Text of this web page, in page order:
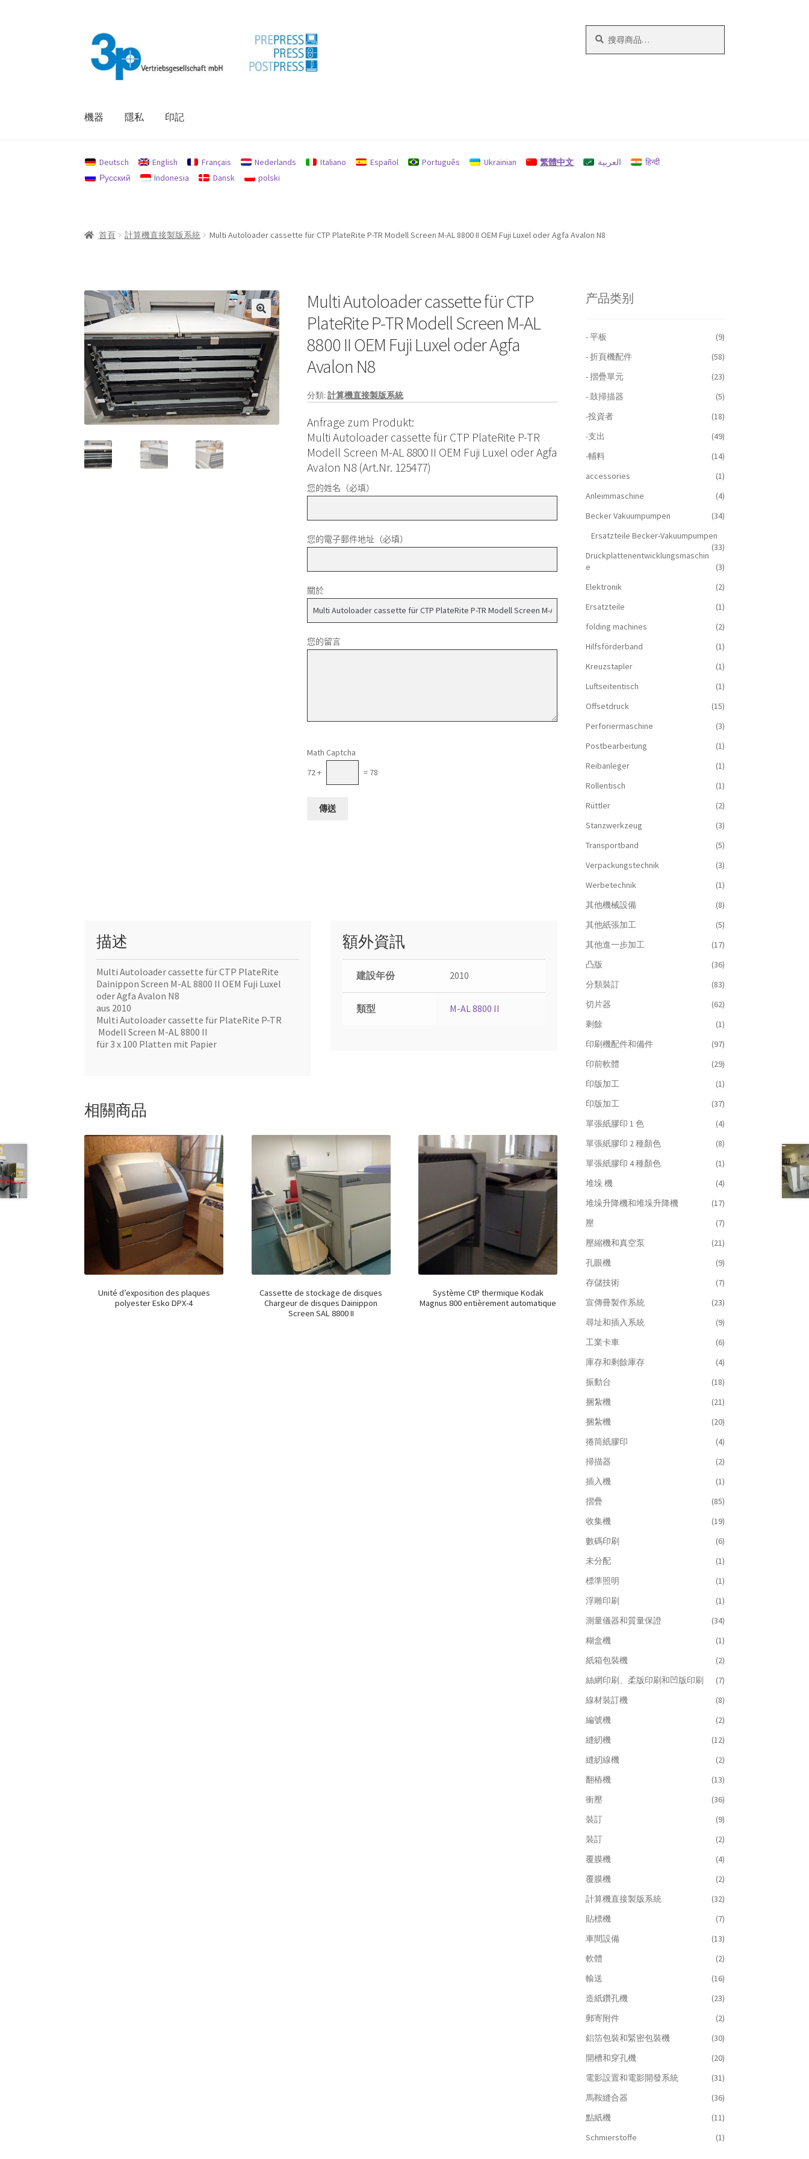
至
導
覽
至
主
要
關
機器 隱私 印記
Deutsch English Français Nederlands Italiano Español Português Ukrainian 繁體中文 العربية
हिन्दी
Русский
Indonesia Dansk polski
首頁 計算機直接製版系統 Multi Autoloader cassette für CTP PlateRite P-TR Modell Screen M-AL 8800 II OEM Fuji Luxel oder Agfa Avalon N8
Multi Autoloader cassette für CTP
PlateRite P-TR Modell Screen M-AL
8800 II OEM Fuji Luxel oder Agfa
Avalon N8
分類:計算機直接製版系統
Anfrage zum Produkt:
Multi Autoloader cassette für CTP PlateRite P-TR
Modell Screen M-AL 8800 II OEM Fuji Luxel oder Agfa
Avalon N8 (Art.Nr. 125477)
您的姓名（必填）
您的電子郵件地址（必填）
關於
您的留言
Math Captcha
72 +
= 78
描述
Multi Autoloader cassette für CTP PlateRite
Dainippon Screen M-AL 8800 II OEM Fuji Luxel
oder Agfa Avalon N8
aus 2010
Multi Autoloader cassette für PlateRite P-TR
Modell Screen M-AL 8800 II
für 3 x 100 Platten mit Papier
額外資訊
建設年份 2010
類型 M-AL 8800 II
相關商品
Unité d’exposition des plaques
polyester Esko DPX-4
Cassette de stockage de disques
Chargeur de disques Dainippon
Screen SAL 8800 II
Système CtP thermique Kodak
Magnus 800 entièrement automatique
产品类别
- 平板
(9)
- 折頁機配件
(58)
- 摺疊單元
(23)
- 鼓掃描器
(5)
-投資者
(18)
-支出
(49)
-輔料
(14)
accessories
(1)
Anleimmaschine
(4)
Becker Vakuumpumpen
(34)
Ersatzteile Becker-Vakuumpumpen
(33)
Druckplattenentwicklungsmaschin
e
(3)
Elektronik
(2)
Ersatzteile
(1)
folding machines
(2)
Hilfsförderband
(1)
Kreuzstapler
(1)
Luftseitentisch
(1)
Offsetdruck
(15)
Perforiermaschine
(3)
Postbearbeitung
(1)
Reibanleger
(1)
Rollentisch
(1)
Rüttler
(2)
Stanzwerkzeug
(3)
Transportband
(5)
Verpackungstechnik
(3)
Werbetechnik
(1)
其他機械設備
(8)
其他紙張加工
(5)
其他進一步加工
(17)
凸版
(36)
分類裝訂
(83)
切片器
(62)
剩餘
(1)
印刷機配件和備件
(97)
印前軟體
(29)
印版加工
(1)
印版加工
(37)
單張紙膠印 1 色
(4)
單張紙膠印 2 種顏色
(8)
單張紙膠印 4 種顏色
(1)
堆垛 機
(4)
堆垛升降機和堆垛升降機
(17)
壓
(7)
壓縮機和真空泵
(21)
孔眼機
(9)
存儲技術
(7)
宣傳冊製作系統
(23)
尋址和插入系統
(9)
工業卡車
(6)
庫存和剩餘庫存
(4)
振動台
(18)
捆紮機
(21)
捆紮機
(20)
捲筒紙膠印
(4)
掃描器
(2)
插入機
(1)
摺疊
(85)
收集機
(19)
數碼印刷
(6)
未分配
(1)
標準照明
(1)
浮雕印刷
(1)
測量儀器和質量保證
(34)
糊盒機
(1)
紙箱包裝機
(2)
絲網印刷、柔版印刷和凹版印刷
(7)
線材裝訂機
(8)
編號機
(2)
縫紉機
(12)
縫紉線機
(2)
翻樁機
(13)
衝壓
(36)
裝訂
(9)
裝訂
(2)
覆膜機
(4)
覆膜機
(2)
計算機直接製版系統
(32)
貼標機
(7)
車間設備
(13)
軟體
(2)
輸送
(16)
造紙鑽孔機
(23)
郵寄附件
(2)
鋁箔包裝和緊密包裝機
(30)
開槽和穿孔機
(20)
電影設置和電影開發系統
(31)
馬鞍縫合器
(36)
點紙機
(11)
Schmierstoffe
(1)